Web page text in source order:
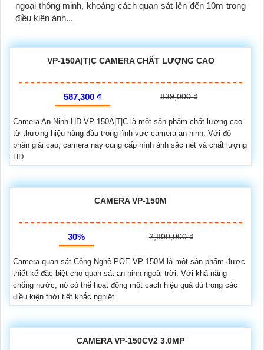
ngoại thông minh, khoảng cách quan sát lên đến 10m trong
điều kiện ánh...
VP-150A|T|C CAMERA CHẤT LƯỢNG CAO
587,300 ₫ 839,000 ₫
Camera An Ninh HD VP-150A|T|C là một sản phẩm chất lượng cao
từ thương hiệu hàng đầu trong lĩnh vực camera an ninh. Với độ
phân giải cao, camera này cung cấp hình ảnh sắc nét và chất lượng
HD
CAMERA VP-150M
30% 2,800,000 ₫
Camera quan sát Công Nghệ POE VP-150M là một sản phẩm được
thiết kế đặc biệt cho quan sát an ninh ngoài trời. Với khả năng
chống nước, nó có thể hoạt động một cách hiệu quả dù trong các
điều kiện thời tiết khắc nghiệt
CAMERA VP-150CV2 3.0MP